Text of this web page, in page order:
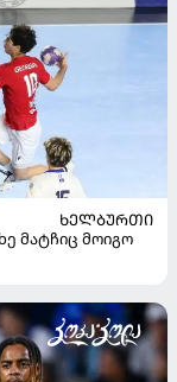
ᲮᲔᲚᲑᲣᲠᲗᲘ
მატჩიც მოიგო